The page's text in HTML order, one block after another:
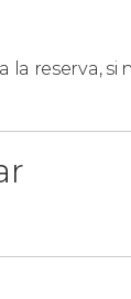
más de 6
la reserva, si